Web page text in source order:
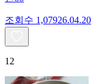
조회수 1,07926.04.20
12